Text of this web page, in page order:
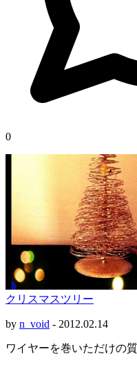
0
クリスマスツリー
by n_void - 2012.02.14
ワイヤーを巻いただけの